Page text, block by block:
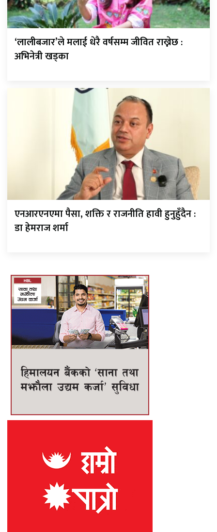
‘लालीबजार’ले मलाई धेरै वर्षसम्म जीवित राख्नेछ :
अभिनेत्री खड्का
एनआरएनएमा पैसा, शक्ति र राजनीति हावी हुनुहुँदैन :
डा हेमराज शर्मा